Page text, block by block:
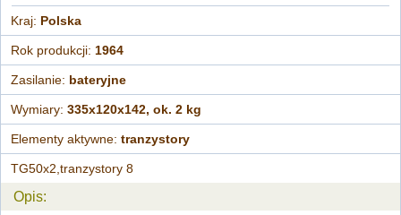
Kraj: Polska
Rok produkcji:1964
Zasilanie: bateryjne
Wymiary:335x120x142, ok. 2 kg
Elementy aktywne:tranzystory
TG50x2,tranzystory 8
Opis: